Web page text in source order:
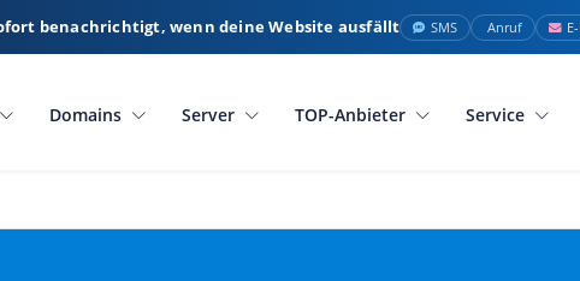
benachrichtigt, wenn deine Website ausfällt SMS Anruf
Domains Server TOP-Anbieter Service